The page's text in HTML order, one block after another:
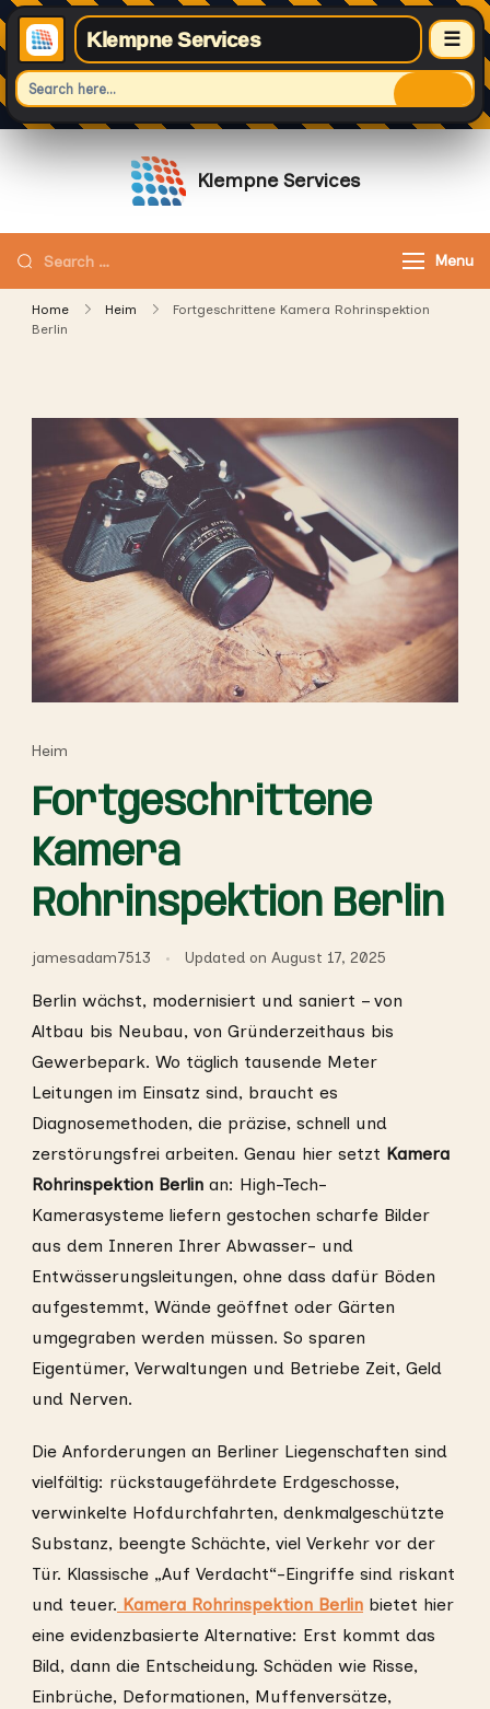
Klempne Services ☰
Klempne Services
Looking
for
Something?
Menu
Home Heim
Fortgeschrittene Kamera Rohrinspektion
Berlin
Heim
Fortgeschrittene
Kamera
Rohrinspektion Berlin
jamesadam7513 Updated on August 17, 2025
Berlin wächst, modernisiert und saniert – von
Altbau bis Neubau, von Gründerzeithaus bis
Gewerbepark. Wo täglich tausende Meter
Leitungen im Einsatz sind, braucht es
Diagnosemethoden, die präzise, schnell und
zerstörungsfrei arbeiten. Genau hier setzt Kamera
Rohrinspektion Berlin an: High-Tech-
Kamerasysteme liefern gestochen scharfe Bilder
aus dem Inneren Ihrer Abwasser- und
Entwässerungsleitungen, ohne dass dafür Böden
aufgestemmt, Wände geöffnet oder Gärten
umgegraben werden müssen. So sparen
Eigentümer, Verwaltungen und Betriebe Zeit, Geld
und Nerven.
Die Anforderungen an Berliner Liegenschaften sind
vielfältig: rückstaugefährdete Erdgeschosse,
verwinkelte Hofdurchfahrten, denkmalgeschützte
Substanz, beengte Schächte, viel Verkehr vor der
Tür. Klassische „Auf Verdacht“-Eingriffe sind riskant
und teuer. Kamera Rohrinspektion Berlin bietet hier
eine evidenzbasierte Alternative: Erst kommt das
Bild, dann die Entscheidung. Schäden wie Risse,
Einbrüche, Deformationen, Muffenversätze,